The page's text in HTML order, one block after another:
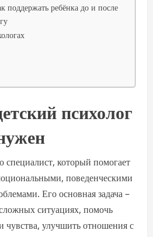
поддержать ребёнка до и после
психолог
специалист, который помогает
поведенческими
Его основная задача –
ситуациях, помочь
чувства, улучшить отношения с